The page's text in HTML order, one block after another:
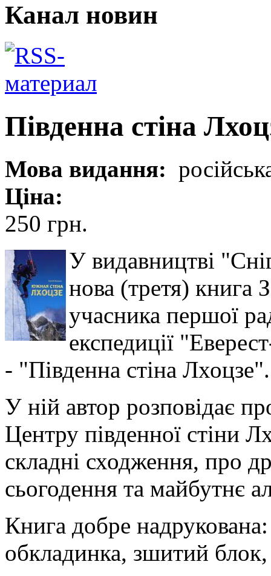
Канал новин
Південна стіна
Мова видання:
Ціна:
250 грн.
У видавництві
нова (третя) книга
учасника першої
експедиції
- "Південна стіна Лхоцзе".
У ній автор розповідає
Центру південної стіни
складні сходження, про
сьогодення та майбутнє
Книга добре
обкладинка, зшитий